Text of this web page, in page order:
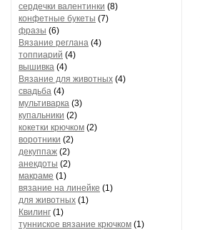
сердечки валентинки (8)
конфетные букеты (7)
фразы (6)
Вязание реглана (4)
топпиарий (4)
вышивка (4)
Вязание для животных (4)
свадьба (4)
мультиварка (3)
купальники (2)
кокетки крючком (2)
воротники (2)
декуппаж (2)
анекдоты (2)
макраме (1)
вязание на линейке (1)
для животных (1)
Квилинг (1)
тунниское вязание крючком (1)